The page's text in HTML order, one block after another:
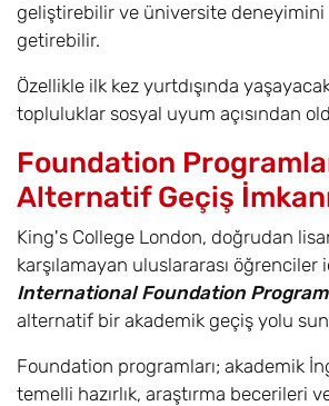
geliştirebilir ve üniversite
getirebilir.
Özellikle ilk kez yurtdışında
topluluklar sosyal uyum açısından
Foundation
Alternatif Geçiş
King's College London, doğrudan
karşılamayan uluslararası öğrenciler
International Foundation
alternatif bir akademik geçiş yolu
Foundation programları; akademik
temelli hazırlık, araştırma becerileri